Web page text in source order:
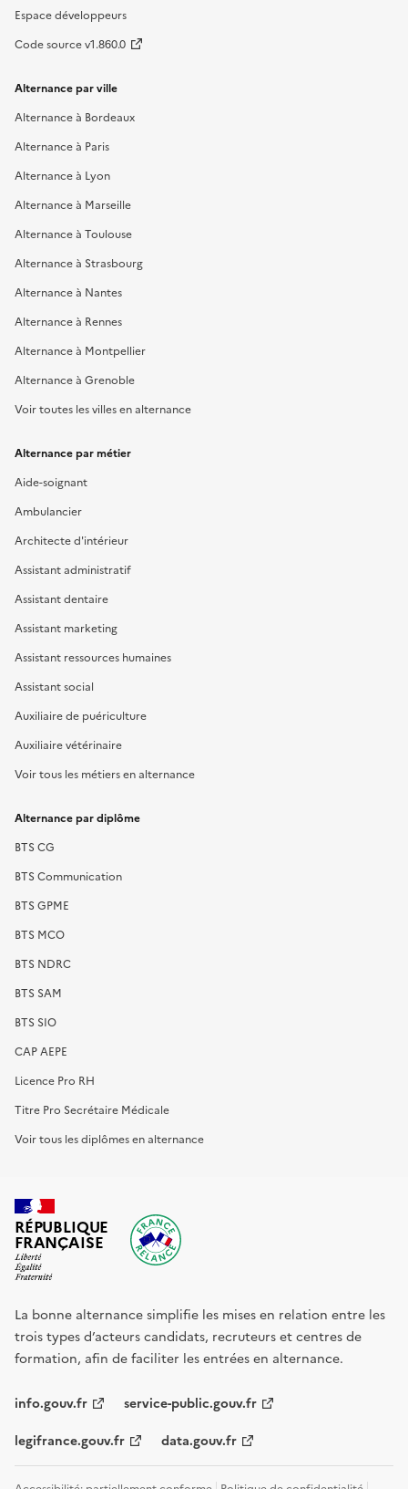
Espace développeurs
Code source v1.860.0
Alternance par ville
Alternance à Bordeaux
Alternance à Paris
Alternance à Lyon
Alternance à Marseille
Alternance à Toulouse
Alternance à Strasbourg
Alternance à Nantes
Alternance à Rennes
Alternance à Montpellier
Alternance à Grenoble
Voir toutes les villes en alternance
Alternance par métier
Aide-soignant
Ambulancier
Architecte d'intérieur
Assistant administratif
Assistant dentaire
Assistant marketing
Assistant ressources humaines
Assistant social
Auxiliaire de puériculture
Auxiliaire vétérinaire
Voir tous les métiers en alternance
Alternance par diplôme
BTS CG
BTS Communication
BTS GPME
BTS MCO
BTS NDRC
BTS SAM
BTS SIO
CAP AEPE
Licence Pro RH
Titre Pro Secrétaire Médicale
Voir tous les diplômes en alternance
RÉPUBLIQUE
FRANÇAISE
La bonne alternance simplifie les mises en relation entre les
trois types d’acteurs candidats, recruteurs et centres de
formation, afin de faciliter les entrées en alternance.
info.gouv.fr service-public.gouv.fr
legifrance.gouv.fr data.gouv.fr